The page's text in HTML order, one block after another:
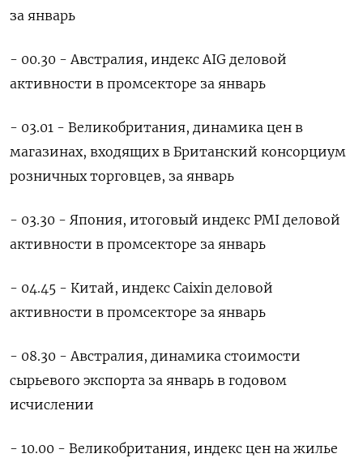
за январь
- 00.30 - Австралия, индекс AIG деловой
активности в промсекторе за январь
- 03.01 - Великобритания, динамика цен в
магазинах, входящих в Британский консорциум
розничных торговцев, за январь
- 03.30 - Япония, итоговый индекс PMI деловой
активности в промсекторе за январь
- 04.45 - Китай, индекс Caixin деловой
активности в промсекторе за январь
- 08.30 - Австралия, динамика стоимости
сырьевого экспорта за январь в годовом
исчислении
- 10.00 - Великобритания, индекс цен на жилье